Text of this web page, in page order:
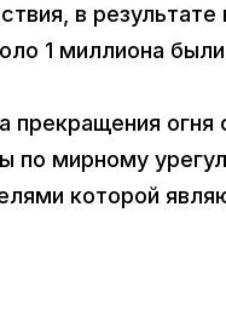
в
1 миллиона
прекращения
по мирному
которой